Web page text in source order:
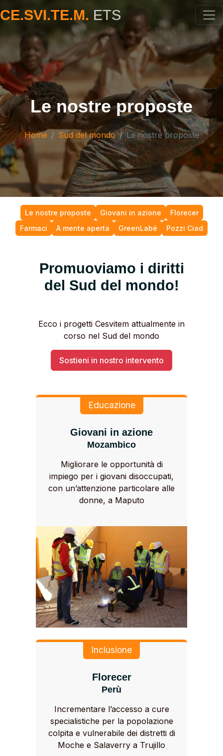
CE.SVI.TE.M. ETS
Le nostre proposte
Home Sud del mondo Le nostre proposte
Le nostre proposte Giovani in azione
Florecer
Farmaci
A mente aperta GreenLabé Pozzi Ciad
Promuoviamo i diritti
del Sud del mondo!
Ecco i progetti Cesvitem attualmente in
corso nel Sud del mondo
Sostieni in nostro intervento
Educazione
Giovani in azione
Mozambico
Migliorare le opportunità di
impiego per i giovani disoccupati,
con un’attenzione particolare alle
donne, a Maputo
Inclusione
Florecer
Perù
Incrementare l’accesso a cure
specialistiche per la popolazione
colpita e vulnerabile dei distretti di
Moche e Salaverry a Trujillo